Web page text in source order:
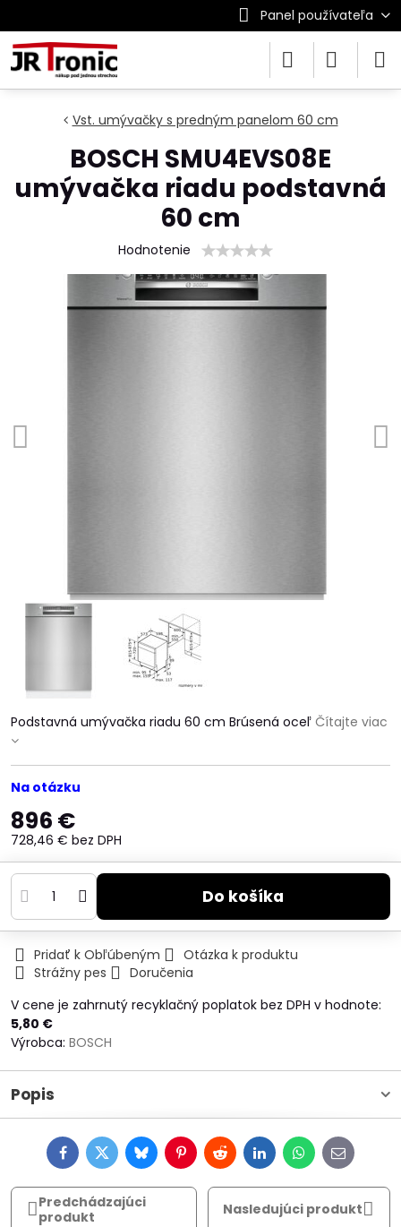
Panel používateľa
Vst. umývačky s predným panelom 60 cm
BOSCH SMU4EVS08E
umývačka riadu podstavná
60 cm
Hodnotenie
Podstavná umývačka riadu 60 cm Brúsená oceľ Čítajte viac
Na otázku
896 €
728,46 € bez DPH
Do košíka
Pridať k Obľúbeným
Otázka k produktu
Strážny pes
Doručenia
V cene je zahrnutý recyklačný poplatok bez DPH v hodnote:
5,80 €
Výrobca: BOSCH
Popis
FacebookTwitterBlueskyPinterestRedditLinkedInWhatsApp
E-
mail
Predchádzajúci
produkt
Nasledujúci produkt